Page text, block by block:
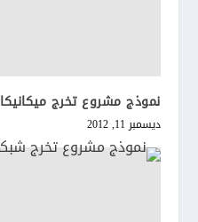
نموذج مشروع تخرج ميكانيكا
ديسمبر 11, 2012